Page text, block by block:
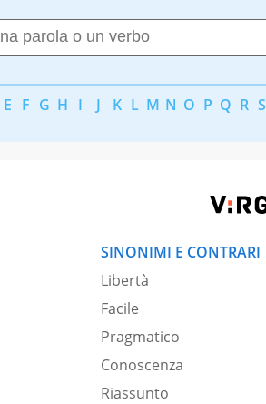
E F G H I J K L M N O P Q R S
SINONIMI E CONTRARI
Libertà
Facile
Pragmatico
Conoscenza
Riassunto